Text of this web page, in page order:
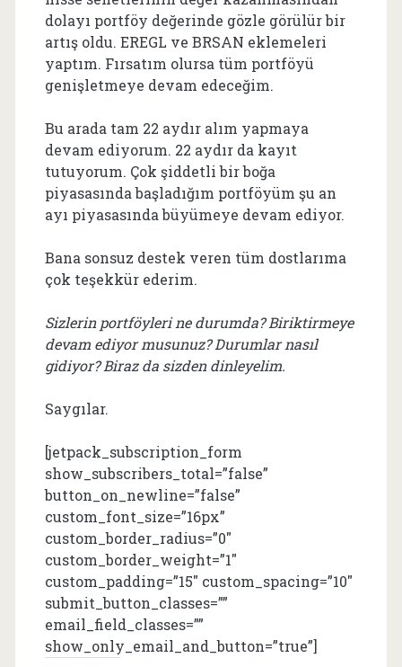
dolayı portföy değerinde gözle görülür bir
artış oldu. EREGL ve BRSAN eklemeleri
yaptım. Fırsatım olursa tüm portföyü
genişletmeye devam edeceğim.
Bu arada tam 22 aydır alım yapmaya
devam ediyorum. 22 aydır da kayıt
tutuyorum. Çok şiddetli bir boğa
piyasasında başladığım portföyüm şu an
ayı piyasasında büyümeye devam ediyor.
Bana sonsuz destek veren tüm dostlarıma
çok teşekkür ederim.
Sizlerin portföyleri ne durumda? Biriktirmeye
devam ediyor musunuz? Durumlar nasıl
gidiyor? Biraz da sizden dinleyelim.
Saygılar.
[jetpack_subscription_form
show_subscribers_total=”false”
button_on_newline=”false”
custom_font_size=”16px”
custom_border_radius=”0″
custom_border_weight=”1″
custom_padding=”15″ custom_spacing=”10″
submit_button_classes=””
email_field_classes=””
show_only_email_and_button=”true”]